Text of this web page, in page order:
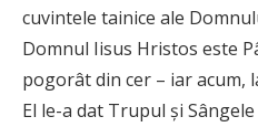
cuvintele tainice ale
Domnul Iisus Hristos este
pogorât din cer – iar acum,
El le-a dat Trupul şi